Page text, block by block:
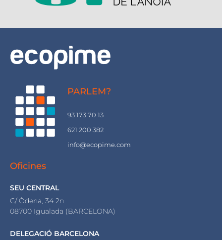
PARLEM?
93 173 70 13
621 200 382
info@ecopime.com
Oficines
SEU CENTRAL
C/ Òdena, 34 2n
08700 Igualada (BARCELONA)
DELEGACIÓ BARCELONA